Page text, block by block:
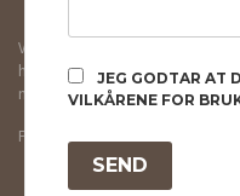
Vår nettbutikk bruker cookies slik
hovedsaklig til å lagre
normalt om du godtar dette.Les
Powered by
JEG GODTAR AT
VILKÅRENE FOR